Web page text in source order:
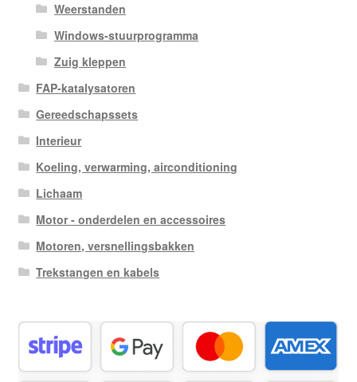
Weerstanden
Windows-stuurprogramma
Zuig kleppen
FAP-katalysatoren
Gereedschapssets
Interieur
Koeling, verwarming, airconditioning
Lichaam
Motor - onderdelen en accessoires
Motoren, versnellingsbakken
Trekstangen en kabels